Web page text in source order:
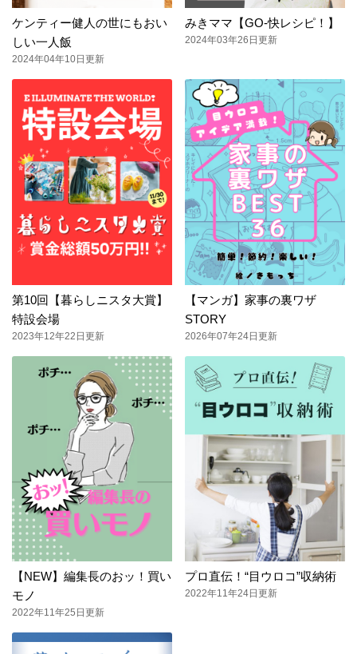
ケンティー健人の世にもおい
しい一人飯
2024年04年10日更新
みきママ【GO-快レシピ！】
2024年03年26日更新
第10回【暮らしニスタ大賞】
特設会場
2023年12年22日更新
【マンガ】家事の裏ワザ
STORY
2026年07年24日更新
【NEW】編集長のおッ！買い
モノ
2022年11年25日更新
プロ直伝！“目ウロコ”収納術
2022年11年24日更新